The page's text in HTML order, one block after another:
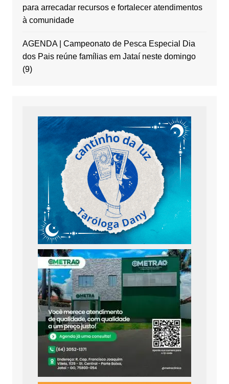
para arrecadar recursos e fortalecer atendimentos
à comunidade
AGENDA | Campeonato de Pesca Especial Dia
dos Pais reúne famílias em Jataí neste domingo
(9)